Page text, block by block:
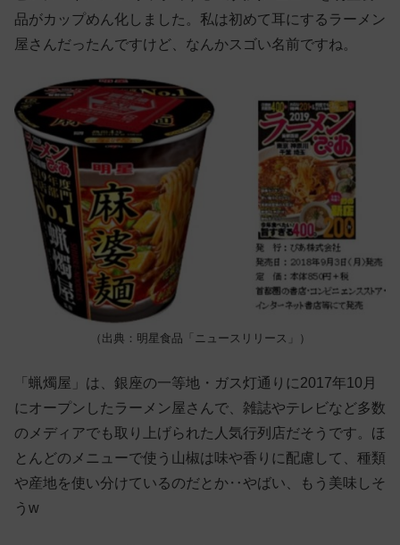
品がカップめん化しました。私は初めて耳にするラーメン
屋さんだったんですけど、なんかスゴい名前ですね。
（出典：明星食品「ニュースリリース」）
「蝋燭屋」は、銀座の一等地・ガス灯通りに2017年10月
にオープンしたラーメン屋さんで、雑誌やテレビなど多数
のメディアでも取り上げられた人気行列店だそうです。ほ
とんどのメニューで使う山椒は味や香りに配慮して、種類
や産地を使い分けているのだとか‥やばい、もう美味しそ
うw